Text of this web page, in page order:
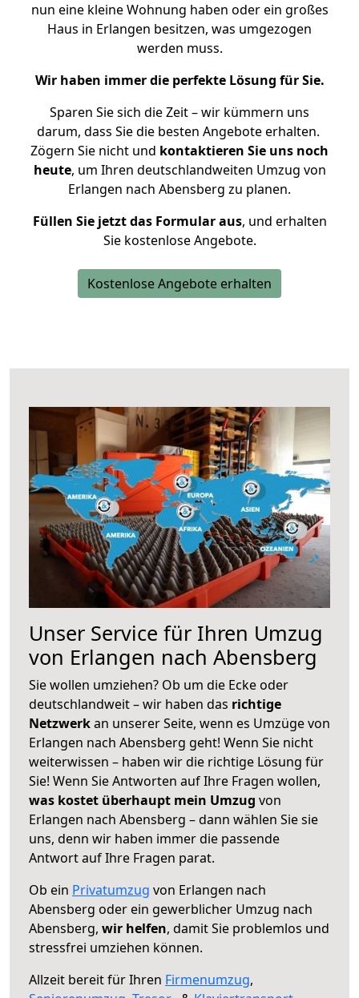
nun eine kleine Wohnung haben oder ein großes
Haus in Erlangen besitzen, was umgezogen
werden muss.
Wir haben immer die perfekte Lösung für Sie.
Sparen Sie sich die Zeit – wir kümmern uns
darum, dass Sie die besten Angebote erhalten.
Zögern Sie nicht und kontaktieren Sie uns noch
heute, um Ihren deutschlandweiten Umzug von
Erlangen nach Abensberg zu planen.
Füllen Sie jetzt das Formular aus, und erhalten
Sie kostenlose Angebote.
Kostenlose Angebote erhalten
Unser Service für Ihren Umzug
von Erlangen nach Abensberg
Sie wollen umziehen? Ob um die Ecke oder
deutschlandweit – wir haben das richtige
Netzwerkan unserer Seite, wenn es Umzüge von
Erlangen nach Abensberg geht! Wenn Sie nicht
weiterwissen – haben wir die richtige Lösung für
Sie! Wenn Sie Antworten auf Ihre Fragen wollen,
was kostet überhaupt mein Umzug von
Erlangen nach Abensberg – dann wählen Sie sie
uns, denn wir haben immer die passende
Antwort auf Ihre Fragen parat.
Ob ein Privatumzug von Erlangen nach
Abensberg oder ein gewerblicher Umzug nach
Abensberg, wir helfen, damit Sie problemlos und
stressfrei umziehen können.
Allzeit bereit für Ihren Firmenumzug,